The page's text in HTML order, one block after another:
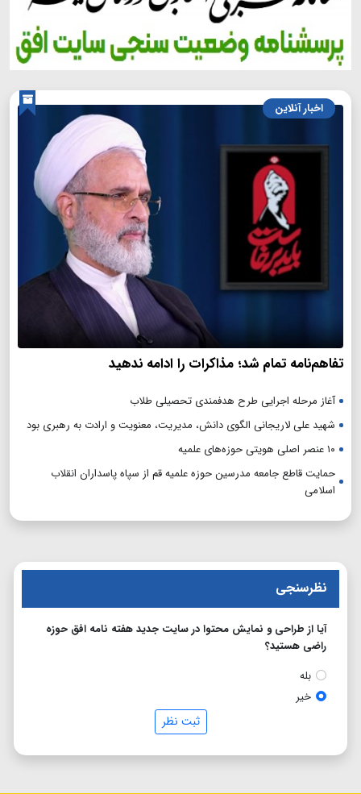
اخبار آنلاین
تفاهم‌نامه تمام شد؛ مذاکرات را ادامه ندهید
آغاز مرحله اجرایی طرح هدفمندی تحصیلی طلاب
شهید علی لاریجانی الگوی دانش، مدیریت، معنویت و ارادت به رهبری بود
۱۰ عنصر اصلی هویتی حوزه‌های علمیه
حمایت قاطع جامعه مدرسین حوزه علمیه قم از سپاه پاسداران انقلاب
اسلامی
نظرسنجی
آیا از طراحی و نمایش محتوا در سایت جدید هفته نامه افق حوزه
راضی هستید؟
بله
خیر
ثبت نظر